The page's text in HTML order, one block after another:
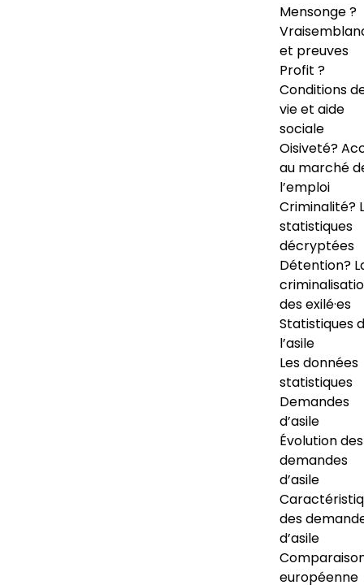
Mensonge ?
et preuves
Profit ?
Conditions
vie et aide
sociale
Oisiveté?
au marché
l’emploi
Criminalité?
statistiques
décryptées
Détention?
des exilé·es
Statistiques
l’asile
Les données
statistiques
Demandes
d’asile
Évolution des
demandes
d’asile
des
d’asile
européenne